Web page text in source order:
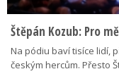
Štěpán Kozub: Pro
Na pódiu baví tisíce lidí,
českým hercům. Přesto